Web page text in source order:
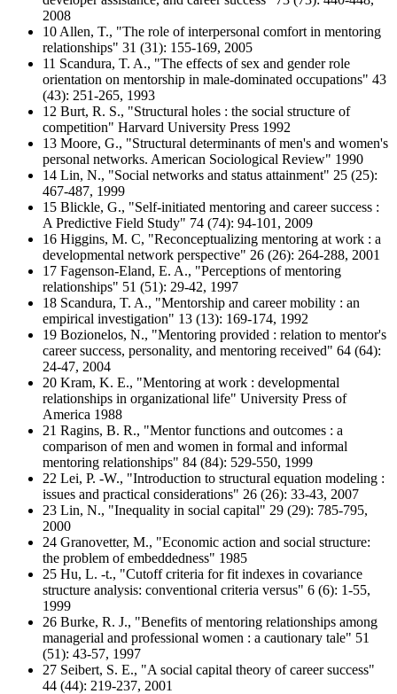
2008
10 Allen, T., "The role of interpersonal comfort in mentoring
relationships" 31 (31): 155-169, 2005
11 Scandura, T. A., "The effects of sex and gender role
orientation on mentorship in male-dominated occupations" 43
(43): 251-265, 1993
12 Burt, R. S., "Structural holes : the social structure of
competition" Harvard University Press 1992
13 Moore, G., "Structural determinants of men's and women's
personal networks. American Sociological Review" 1990
14 Lin, N., "Social networks and status attainment" 25 (25):
467-487, 1999
15 Blickle, G., "Self-initiated mentoring and career success :
A Predictive Field Study" 74 (74): 94-101, 2009
16 Higgins, M. C, "Reconceptualizing mentoring at work : a
developmental network perspective" 26 (26): 264-288, 2001
17 Fagenson-Eland, E. A., "Perceptions of mentoring
relationships" 51 (51): 29-42, 1997
18 Scandura, T. A., "Mentorship and career mobility : an
empirical investigation" 13 (13): 169-174, 1992
19 Bozionelos, N., "Mentoring provided : relation to mentor's
career success, personality, and mentoring received" 64 (64):
24-47, 2004
20 Kram, K. E., "Mentoring at work : developmental
relationships in organizational life" University Press of
America 1988
21 Ragins, B. R., "Mentor functions and outcomes : a
comparison of men and women in formal and informal
mentoring relationships" 84 (84): 529-550, 1999
22 Lei, P. -W., "Introduction to structural equation modeling :
issues and practical considerations" 26 (26): 33-43, 2007
23 Lin, N., "Inequality in social capital" 29 (29): 785-795,
2000
24 Granovetter, M., "Economic action and social structure:
the problem of embeddedness" 1985
25 Hu, L. -t., "Cutoff criteria for fit indexes in covariance
structure analysis: conventional criteria versus" 6 (6): 1-55,
1999
26 Burke, R. J., "Benefits of mentoring relationships among
managerial and professional women : a cautionary tale" 51
(51): 43-57, 1997
27 Seibert, S. E., "A social capital theory of career success"
44 (44): 219-237, 2001